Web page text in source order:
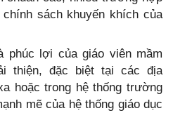
sách khuyến khích của
phúc lợi của giáo viên mầm
thiện, đặc biệt tại các địa
hoặc trong hệ thống trường
mẽ của hệ thống giáo dục